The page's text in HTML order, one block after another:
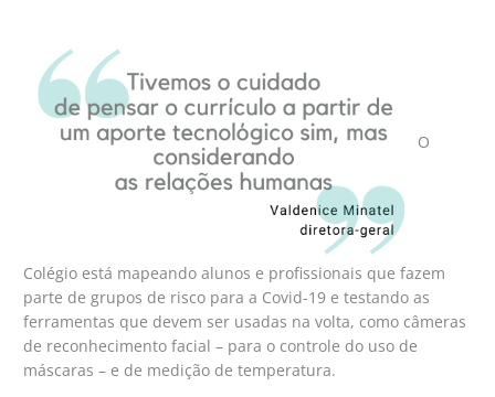
O
Colégio está mapeando alunos e profissionais que fazem
parte de grupos de risco para a Covid-19 e testando as
ferramentas que devem ser usadas na volta, como câmeras
de reconhecimento facial – para o controle do uso de
máscaras – e de medição de temperatura.